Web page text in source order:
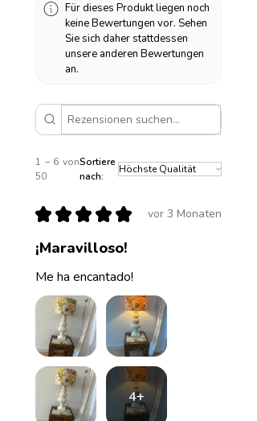
Für dieses Produkt liegen noch
keine Bewertungen vor. Sehen
Sie sich daher stattdessen
unsere anderen Bewertungen
an.
1 – 6 von
50
Sortiere
nach:
★ ★ ★ ★ ★ vor 3 Monaten
¡Maravilloso!
Me ha encantado!
4+